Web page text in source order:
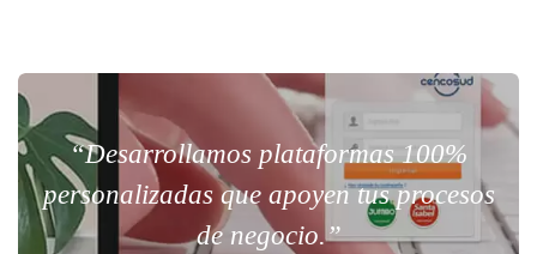
“Desarrollamos plataformas 100%
personalizadas que apoyen tus procesos
de negocio.”